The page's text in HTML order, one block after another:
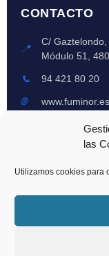
las
Utilizamos cookies para
CONTACTO
📍
C/ Gaztelondo,
Módulo 51,
📞 94 421 80 20
🌐 www.fuminor.es
Lun-Vie: 8am-
Emergencias
© 2024 Fuminor XXI,